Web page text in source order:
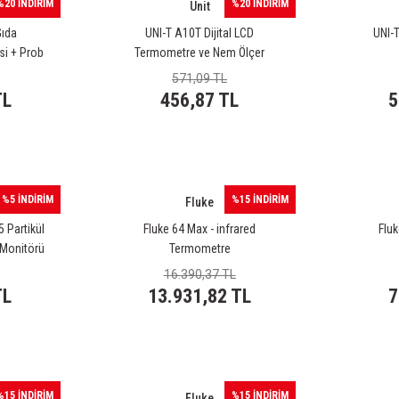
İNDİRİM
+ Prob
%20 İNDİRİM
Unit
UNI-T A10T Dijital LCD
Termometre ve Nem Ölçer
571,09 TL
456,87 TL
UNI-
%5 İNDİRİM
Partikül
%15 İNDİRİM
Fluke
Fluke 64 Max - infrared
Termometre
16.390,37 TL
13.931,82 TL
İNDİRİM %15 İNDİRİM